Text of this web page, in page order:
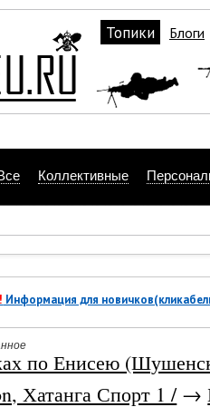
Топики Блоги
Коллективные
Информация для
по Енисею
Хатанга Спорт 1 /→